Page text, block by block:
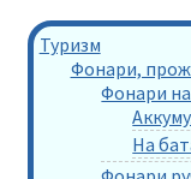
Туризм
Фонари,
Фонари
На